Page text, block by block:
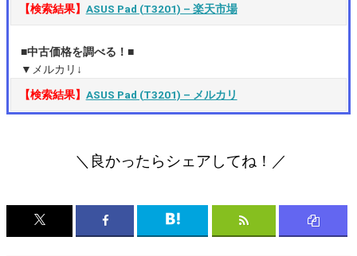
【検索結果】 ASUS Pad (T3201) – 楽天市場
■中古価格を調べる！■
▼メルカリ↓
【検索結果】 ASUS Pad (T3201) – メルカリ
＼良かったらシェアしてね！／